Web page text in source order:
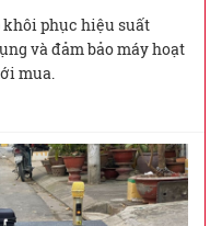
khôi phục hiệu suất
và đảm bảo máy hoạt
mua.